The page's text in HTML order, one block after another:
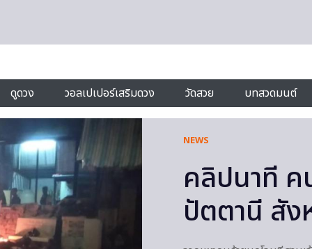
ดูดวง
วอลเปเปอร์เสริมดวง วัดสวย บทสวดมนต์
NEWS
คลิปนาที
ปัตตานี สัง